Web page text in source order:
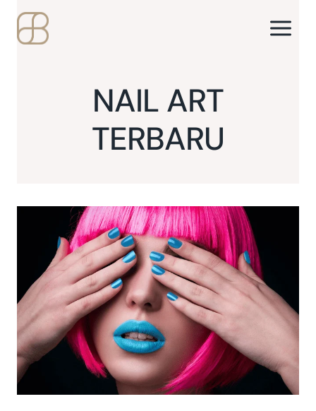
content
NAIL ART
TERBARU